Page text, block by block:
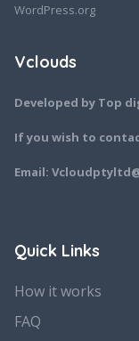
WordPress.org
Vclouds
Developed by Top
If you wish to
Email:
Quick Links
How it works
FAQ